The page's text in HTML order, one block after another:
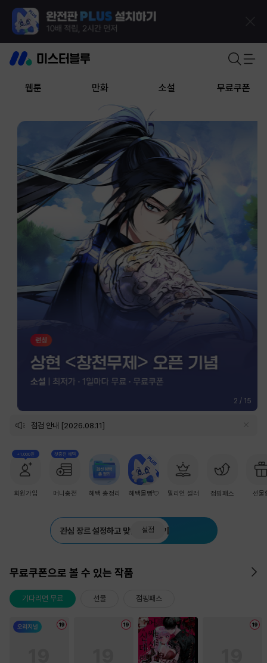
웹툰 만화 소설 무료쿠폰
2 / 15
점검 안내 [2026.08.11]
+1,000원
회원가입
첫충전 혜택
머니충전 혜택 총정리 혜택몰빵💘 밀리언 셀러 점핑패스 선물
관심 장르 설정하고 맞춤 추천 받기
설정
무료쿠폰으로 볼 수 있는 작품
기다리면 무료 선물 점핑패스